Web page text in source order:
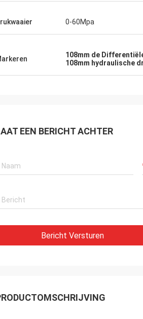
0-60Mpa
108mm de
108mm hydraulische
EEN BERICHT ACHTER
Bericht Versturen